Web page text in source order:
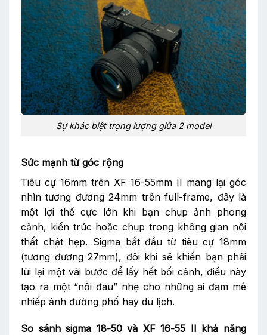
Sự khác biệt trọng lượng giữa 2 model
Sức mạnh từ góc rộng
Tiêu cự 16mm trên XF 16-55mm II mang lại góc
nhìn tương đương 24mm trên full-frame, đây là
một lợi thế cực lớn khi bạn chụp ảnh phong
cảnh, kiến trúc hoặc chụp trong không gian nội
thất chật hẹp. Sigma bắt đầu từ tiêu cự 18mm
(tương đương 27mm), đôi khi sẽ khiến bạn phải
lùi lại một vài bước để lấy hết bối cảnh, điều này
tạo ra một “nỗi đau” nhẹ cho những ai đam mê
nhiếp ảnh đường phố hay du lịch.
So sánh sigma 18-50 và XF 16-55 II khả năng